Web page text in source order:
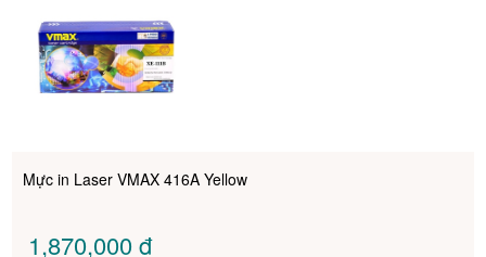
Mực in Laser VMAX 416A Yellow
1,870,000đ